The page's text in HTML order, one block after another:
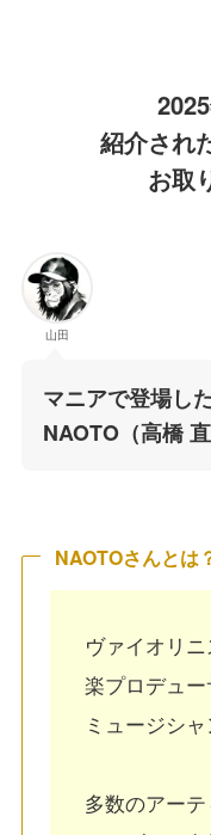
紹介され
お取
山田
マニアで登場し
NAOTO（高橋 直
NAOTOさんとは
ヴァイオリ
楽プロデュ
ミュージシャ
多数のアー